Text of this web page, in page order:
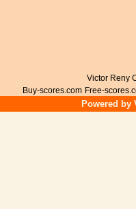
Victor Reny
Buy-scores.com Free-
Powered by